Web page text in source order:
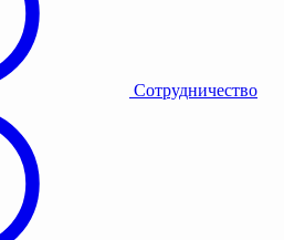
Сотрудничество